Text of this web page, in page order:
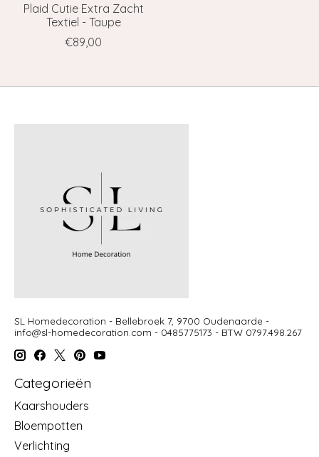
Plaid Cutie Extra Zacht
Textiel - Taupe
€89,00
SL Homedecoration - Bellebroek 7, 9700 Oudenaarde -
info@sl-homedecoration.com - 0485775173 - BTW 0797.498.267
Categorieën
Kaarshouders
Bloempotten
Verlichting